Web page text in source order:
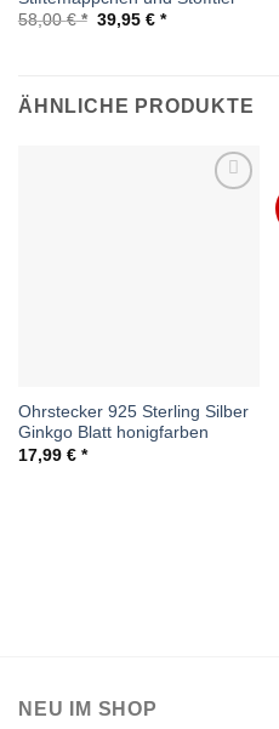
58,00€
Ursprünglicher
39,95 € Aktueller
ÄHNLICHE PRODUKTE
Ohrstecker 925 Sterling Silber
Ginkgo Blatt honigfarben
17,99 €
NEU IM SHOP